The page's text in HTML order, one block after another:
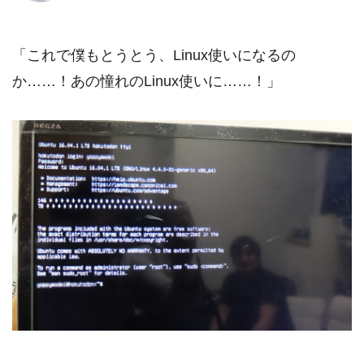
「これで僕もとうとう、Linux使いになるの
か……！あの憧れのLinux使いに……！」